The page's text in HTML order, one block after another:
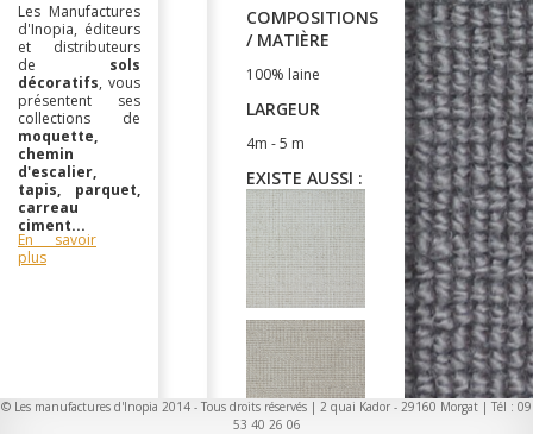
Les Manufactures
d'Inopia, éditeurs
et distributeurs
de sols
décoratifs, vous
présentent ses
collections de
moquette,
chemin
d'escalier,
tapis, parquet,
carreau
ciment...
En savoir
plus
COMPOSITIONS
/ MATIÈRE
100% laine
LARGEUR
4m - 5 m
EXISTE AUSSI :
© Les manufactures d'Inopia 2014 - Tous droits réservés | 2 quai Kador - 29160 Morgat | Tél : 09
53 40 26 06